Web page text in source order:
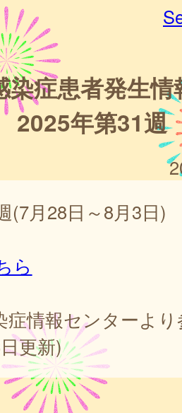
染症患者発生情
2025年第31週
(7月28日～8月3日)
ら
症情報センターよ
更新)